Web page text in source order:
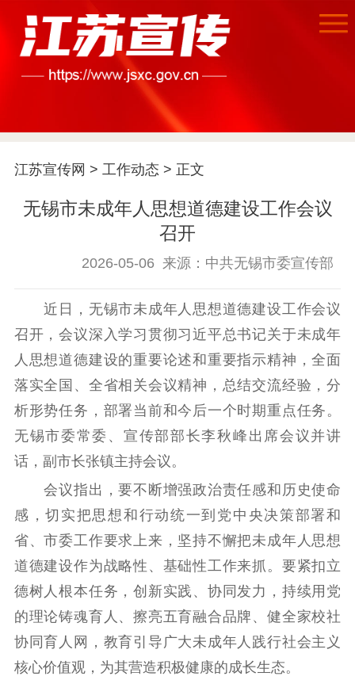
首页
江苏要闻
公示公告
通知公告 信息公开制度
信息公开指南
信息公开年度报
告
政策法规
理论武装
理论学习 宣传宣讲 研究阐释
哲学社科
社科强省 工作通知
成果集萃
江苏文脉
新闻宣传
主题宣传 对外宣传
新闻发布
记者之家
品牌栏目
文化文艺
精品生产 文化惠民
文化传承
文化交流
体制改革
文化产业
江苏宣传网 > 工作动态 > 正文
无锡市未成年人思想道德建设工作会议
召开
2026-05-06 来源：中共无锡市委宣传部
近日，无锡市未成年人思想道德建设工作会议
召开，会议深入学习贯彻习近平总书记关于未成年
人思想道德建设的重要论述和重要指示精神，全面
落实全国、全省相关会议精神，总结交流经验，分
析形势任务，部署当前和今后一个时期重点任务。
无锡市委常委、宣传部部长李秋峰出席会议并讲
话，副市长张镇主持会议。
会议指出，要不断增强政治责任感和历史使命
感，切实把思想和行动统一到党中央决策部署和
省、市委工作要求上来，坚持不懈把未成年人思想
道德建设作为战略性、基础性工作来抓。要紧扣立
德树人根本任务，创新实践、协同发力，持续用党
的理论铸魂育人、擦亮五育融合品牌、健全家校社
协同育人网，教育引导广大未成年人践行社会主义
核心价值观，为其营造积极健康的成长生态。